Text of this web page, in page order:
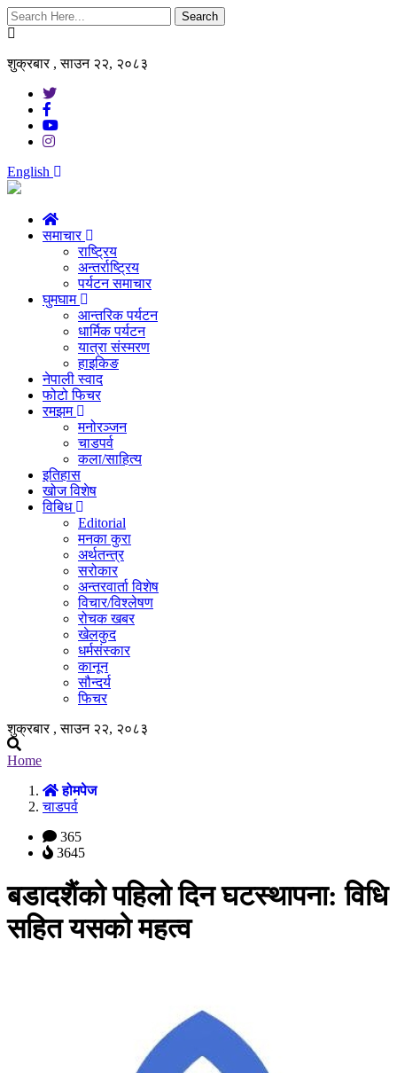
Search
शुक्रबार , साउन २२, २०८३
English
समाचार
राष्ट्रिय
अन्तर्राष्ट्रिय
पर्यटन समाचार
घुमघाम
आन्तरिक पर्यटन
धार्मिक पर्यटन
यात्रा संस्मरण
हाइकिङ
नेपाली स्वाद
फोटो फिचर
रमझम
मनोरञ्जन
चाडपर्व
कला/साहित्य
इतिहास
खोज विशेष
विबिध
Editorial
मनका कुरा
अर्थतन्त्र
सरोकार
अन्तरवार्ता विशेष
विचार/विश्लेषण
रोचक खबर
खेलकुद
धर्मसंस्कार
कानून
सौन्दर्य
फिचर
शुक्रबार , साउन २२, २०८३
Home
होमपेज
चाडपर्व
365
3645
बडादशैंको पहिलो दिन घटस्थापना: विधि
सहित यसको महत्व